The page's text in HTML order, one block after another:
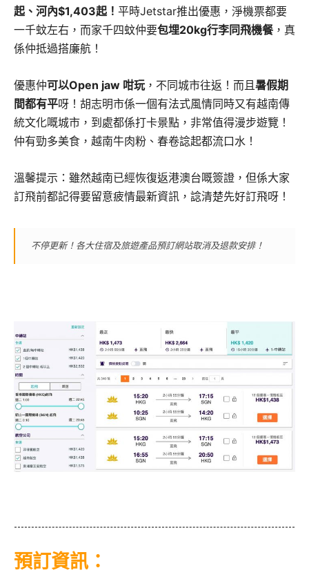
起、河內$1,403起！ 平時Jetstar推出優惠，淨機票都要
一千蚊左右，而家千四蚊仲要包埋20kg行李同飛機餐，真
係仲抵過搭廉航！
優惠仲可以Open jaw 咁玩，不同城市往返！而且暑假期
間都有平呀！胡志明市係一個有法式風情同時又有越南傳
統文化嘅城市，到處都係打卡景點，非常值得漫步遊覽！
仲有勁多美食，越南牛肉粉、春卷諗起都流口水！
溫馨提示：雖然越南已經恢復返港澳台嘅簽證，但係大家
訂飛前都記得要留意疲情最新資訊，諗清楚先好訂飛呀！
不停更新！各大住宿及旅遊產品預訂網站取消及退款安排！
預訂資訊：